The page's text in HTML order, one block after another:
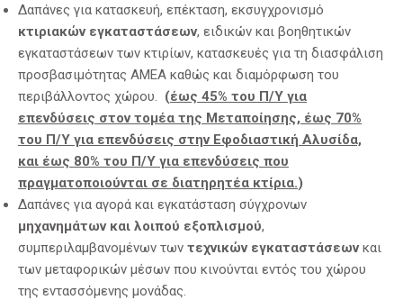
Δαπάνες για κατασκευή, επέκταση, εκσυγχρονισμό
κτιριακών εγκαταστάσεων, ειδικών και βοηθητικών
εγκαταστάσεων των κτιρίων, κατασκευές για τη διασφάλιση
προσβασιμότητας ΑΜΕΑ καθώς και διαμόρφωση του
περιβάλλοντος χώρου. (έως 45% του Π/Υ για
επενδύσεις στον τομέα της Μεταποίησης, έως 70%
του Π/Υ για επενδύσεις στην Εφοδιαστική Αλυσίδα,
και έως 80% του Π/Υ για επενδύσεις που
πραγματοποιούνται σε διατηρητέα κτίρια.)
Δαπάνες για αγορά και εγκατάσταση σύγχρονων
μηχανημάτων και λοιπού εξοπλισμού,
συμπεριλαμβανομένων των τεχνικών εγκαταστάσεωνκαι
των μεταφορικών μέσων που κινούνται εντός του χώρου
της εντασσόμενης μονάδας.